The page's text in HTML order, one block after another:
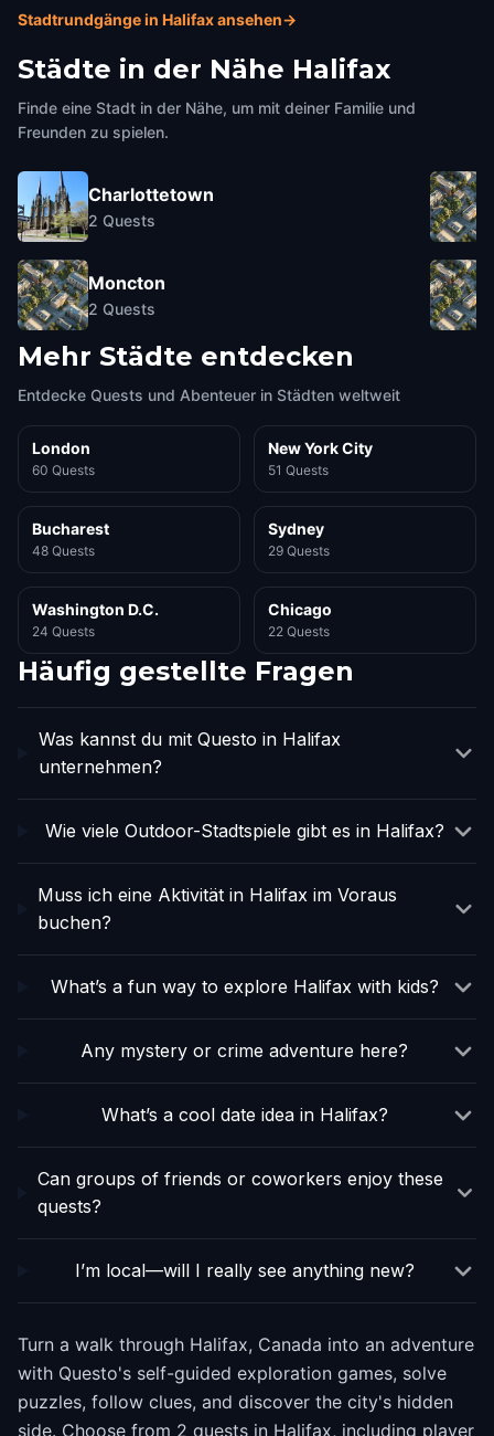
Stadtrundgänge in Halifax ansehen→
Städte in der Nähe Halifax
Finde eine Stadt in der Nähe, um mit deiner Familie und
Freunden zu spielen.
Charlottetown
2 Quests
Moncton
2 Quests
Mehr Städte entdecken
Entdecke Quests und Abenteuer in Städten weltweit
London
60 Quests
New York City
51 Quests
Bucharest
48 Quests
Sydney
29 Quests
Washington D.C.
24 Quests
Chicago
22 Quests
Häufig gestellte Fragen
Was kannst du mit Questo in Halifax
unternehmen?
Wie viele Outdoor-Stadtspiele gibt es in Halifax?
Muss ich eine Aktivität in Halifax im Voraus
buchen?
What’s a fun way to explore Halifax with kids?
Any mystery or crime adventure here?
What’s a cool date idea in Halifax?
Can groups of friends or coworkers enjoy these
quests?
I’m local—will I really see anything new?
Turn a walk through Halifax, Canada into an adventure
with Questo's self-guided exploration games, solve
puzzles, follow clues, and discover the city's hidden
side. Choose from 2 quests in Halifax, including player